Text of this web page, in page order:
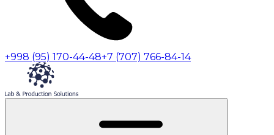
+998 (95) 170-44-48+7 (707) 766-84-14